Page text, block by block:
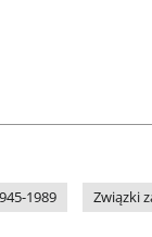
1989 Związki